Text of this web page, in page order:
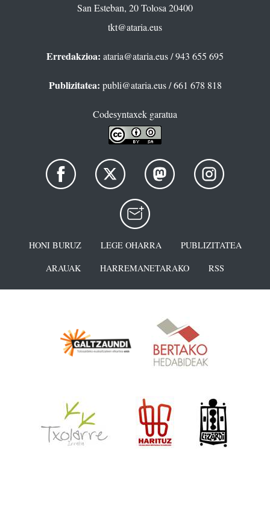
San Esteban, 20 Tolosa 20400
tkt@ataria.eus
Erredakzioa: ataria@ataria.eus/ 943 655 695
Publizitatea: publi@ataria.eus/ 661 678 818
Codesyntaxek garatua
HONI BURUZ LEGE OHARRA
PUBLIZITATEA
ARAUAK
HARREMANETARAKO RSS